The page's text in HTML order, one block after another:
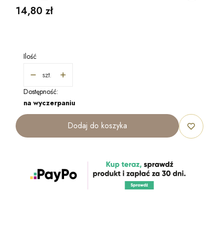
Cena
14,80 zł
Ilość
szt.
Dostępność:
na wyczerpaniu
Dodaj do koszyka